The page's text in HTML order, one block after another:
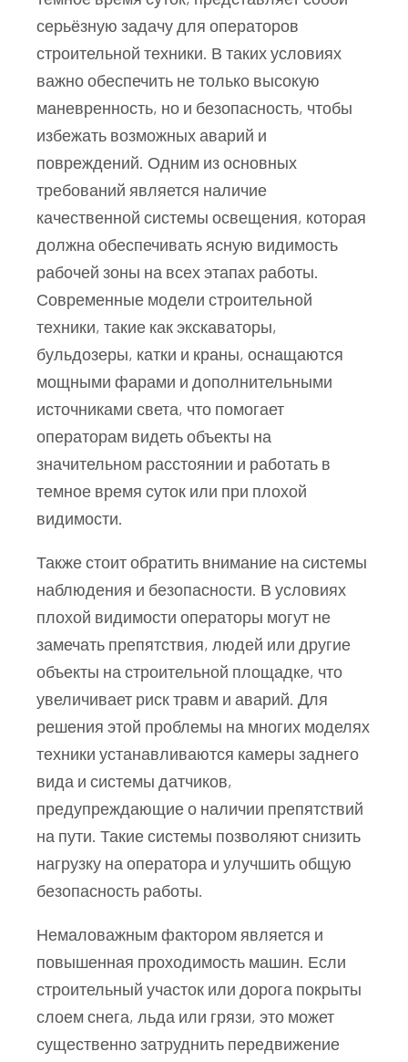
серьёзную задачу для операторов
строительной техники. В таких условиях
важно обеспечить не только высокую
маневренность, но и безопасность, чтобы
избежать возможных аварий и
повреждений. Одним из основных
требований является наличие
качественной системы освещения, которая
должна обеспечивать ясную видимость
рабочей зоны на всех этапах работы.
Современные модели строительной
техники, такие как экскаваторы,
бульдозеры, катки и краны, оснащаются
мощными фарами и дополнительными
источниками света, что помогает
операторам видеть объекты на
значительном расстоянии и работать в
темное время суток или при плохой
видимости.
Также стоит обратить внимание на системы
наблюдения и безопасности. В условиях
плохой видимости операторы могут не
замечать препятствия, людей или другие
объекты на строительной площадке, что
увеличивает риск травм и аварий. Для
решения этой проблемы на многих моделях
техники устанавливаются камеры заднего
вида и системы датчиков,
предупреждающие о наличии препятствий
на пути. Такие системы позволяют снизить
нагрузку на оператора и улучшить общую
безопасность работы.
Немаловажным фактором является и
повышенная проходимость машин. Если
строительный участок или дорога покрыты
слоем снега, льда или грязи, это может
существенно затруднить передвижение